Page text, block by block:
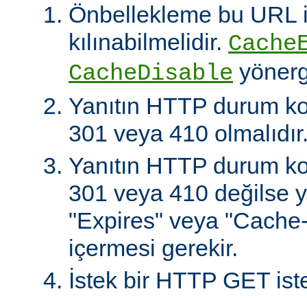
Önbellekleme bu URL
kılınabilmelidir.
CacheDisable
Yanıtın HTTP durum
301 veya 410
Yanıtın HTTP durum
301 veya 410 değilse
"Expires" veya
içermesi gerekir.
İstek bir HTTP GET